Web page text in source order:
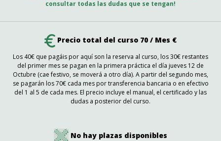
consultar todas las dudas que se tengan!
Precio total del curso 70 / Mes €
Los 40€ que pagáis por aquí son la reserva al curso, los 30€ restantes
del primer mes se pagan en la primera práctica el día jueves 12 de
Octubre (cae festivo, se moverá a otro día). A partir del segundo mes,
se pagarán los 70€ cada mes por transferencia bancaria o en efectivo
del 1 al 5 de cada mes. El precio incluye el manual, el certificado y las
dudas a posterior del curso.
No hay plazas disponibles